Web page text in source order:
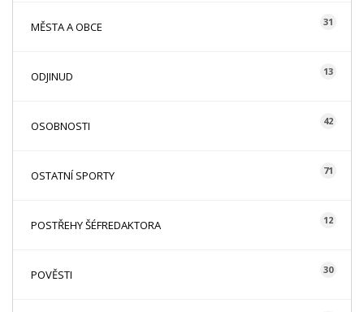
MĚSTA A OBCE 31
ODJINUD 13
OSOBNOSTI 42
OSTATNÍ SPORTY 71
POSTŘEHY ŠÉFREDAKTORA 12
POVĚSTI 30